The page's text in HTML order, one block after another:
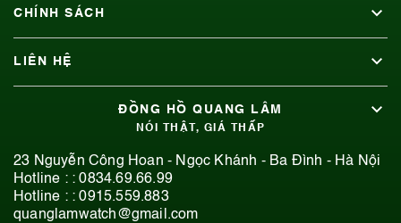
CHÍNH SÁCH
LIÊN HỆ
ĐỒNG HỒ QUANG LÂM
NÓI THẬT, GIÁ THẤP
23 Nguyễn Công Hoan - Ngọc Khánh - Ba Đình - Hà Nội
Hotline : :0834.69.66.99
Hotline : :0915.559.883
quanglamwatch@gmail.com